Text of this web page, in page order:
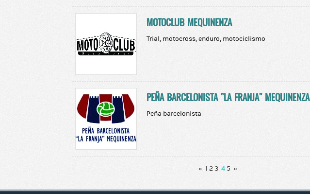
MOTOCLUB MEQUINENZA
Trial, motocross, enduro, motociclismo
PEÑA BARCELONISTA "LA FRANJA" MEQUINENZA
Peña barcelonista
« 1 23 4 5 »